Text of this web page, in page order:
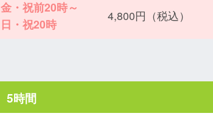
金・祝前20時～
日・祝20時
4,800円（税込）
5時間